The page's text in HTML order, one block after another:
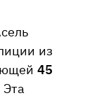
из
45
Эта